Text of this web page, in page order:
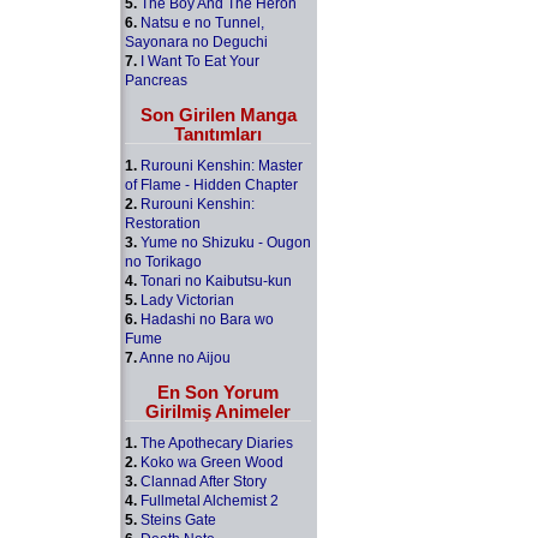
6. Natsu e no Tunnel,
Sayonara no Deguchi
7. I Want To Eat Your
Pancreas
Son Girilen Manga
Tanıtımları
1. Rurouni Kenshin: Master
of Flame - Hidden Chapter
2. Rurouni Kenshin:
Restoration
3. Yume no Shizuku - Ougon
no Torikago
4. Tonari no Kaibutsu-kun
5. Lady Victorian
6. Hadashi no Bara wo
Fume
7.Anne no Aijou
En Son Yorum
Girilmiş Animeler
1. The Apothecary Diaries
2. Koko wa Green Wood
3. Clannad After Story
4. Fullmetal Alchemist 2
5. Steins Gate